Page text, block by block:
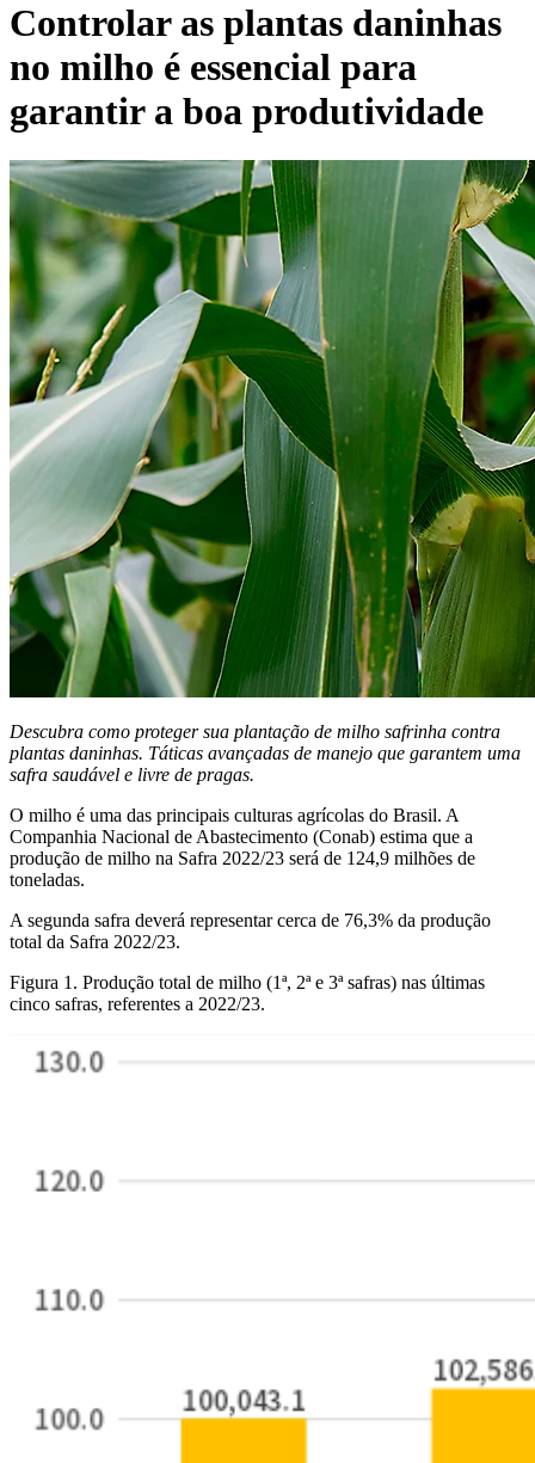
Controlar as plantas daninhas
no milho é essencial para
garantir a boa produtividade
Descubra como proteger sua plantação de milho safrinha contra
plantas daninhas. Táticas avançadas de manejo que garantem uma
safra saudável e livre de pragas.
O milho é uma das principais culturas agrícolas do Brasil. A
Companhia Nacional de Abastecimento (Conab) estima que a
produção de milho na Safra 2022/23 será de 124,9 milhões de
toneladas.
A segunda safra deverá representar cerca de 76,3% da produção
total da Safra 2022/23.
Figura 1. Produção total de milho (1ª, 2ª e 3ª safras) nas últimas
cinco safras, referentes a 2022/23.